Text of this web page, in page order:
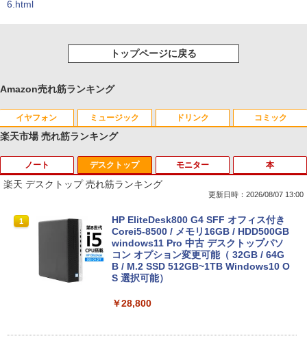
6.html
トップページに戻る
Amazon売れ筋ランキング
イヤフォン
Anker Soundcore P40i オフホワイト
￥7,990
Anker Soundcore P31i ブラック
￥5,990
ミュージック
BRUCE WAYNE feat. Flo Milli, ATL Jacob
[Explicit]
BRUCE WAYNE feat. Flo Milli, ATL Jacob
[Explicit]
ドリンク
【Amazon.co.jp限定】 い・ろ・は・す 2L P
ET ラベルレス ×8本
by Amazon 天然水 ラベルレス 500ml ×24本
富士山の天然水 バナジウム含有 水 ミネラル
ウォーター ペットボトル 静岡県産 500ミリリ
コミック
薬屋のひとりごと 17巻 (デジタル版ビッグガ
ンガンコミックス)
異世界居酒屋「のぶ」(22) (角川コミックス・
エース)
楽天市場 売れ筋ランキング
ノート
1
【楽天1位常連】【新品】 2026年最新モ
デル ノートパソコン パソコン JIS 日本
語キーボード 第14世代CPU搭載 Windo
ws11 第13世代CPU搭載 14.1/15.6インチ
ワイド液晶 フルHD cpu N95/N5095/N34
50 メモリ 8GB 12GB 16GB 32GB SSD
設定済
デスクトップ
楽天 デスクトップ 売れ筋ランキング
更新日時：2026/08/07 13:00
1
HP EliteDesk800 G4 SFF オフィス付き
Corei5-8500 / メモリ16GB / HDD500GB
windows11 Pro 中古 デスクトップパソ
コン オプション変更可能（ 32GB / 64G
B / M.2 SSD 512GB~1TB Windows10 O
S 選択可能）
￥28,800
モニター 本